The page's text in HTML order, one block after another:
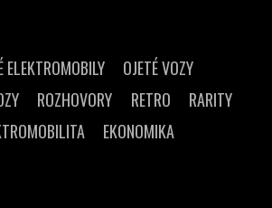
ELEKTROMOBILY
OJETÉ VOZY
ROZHOVORY RETRO
RARITY
EKONOMIKA